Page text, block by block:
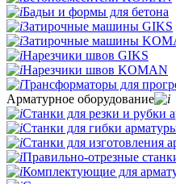
Бадьи и формы для бетона
Затирочные машины GIKS
Затирочные машины
Нарезчики швов GIKS
Нарезчики швов KOMAN
Трансформаторы для
Арматурное оборудование
Станки для резки и рубки
Станки для гибки
Станки для изготовления
Правильно-отрезные
Комплектующие для